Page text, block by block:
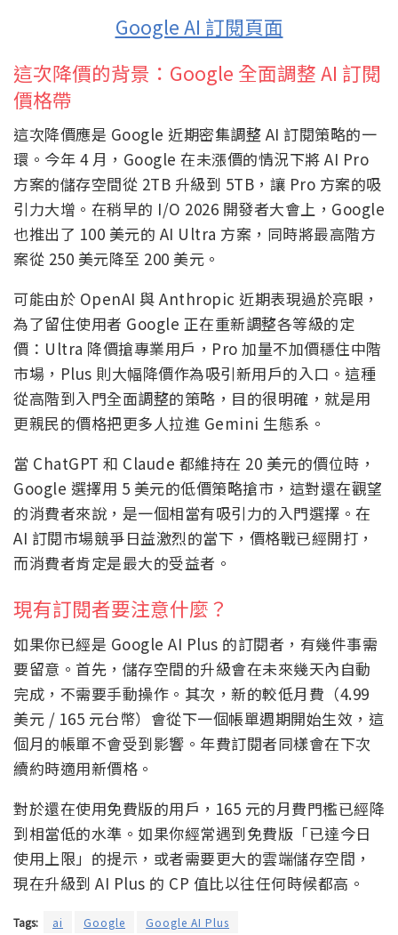
Google AI 訂閱頁面
這次降價的背景：Google 全面調整 AI 訂閱
價格帶
這次降價應是 Google 近期密集調整 AI 訂閱策略的一
環。今年 4 月，Google 在未漲價的情況下將 AI Pro
方案的儲存空間從 2TB 升級到 5TB，讓 Pro 方案的吸
引力大增。在稍早的 I/O 2026 開發者大會上，Google
也推出了 100 美元的 AI Ultra 方案，同時將最高階方
案從 250 美元降至 200 美元。
可能由於 OpenAI 與 Anthropic 近期表現過於亮眼，
為了留住使用者 Google 正在重新調整各等級的定
價：Ultra 降價搶專業用戶，Pro 加量不加價穩住中階
市場，Plus 則大幅降價作為吸引新用戶的入口。這種
從高階到入門全面調整的策略，目的很明確，就是用
更親民的價格把更多人拉進 Gemini 生態系。
當 ChatGPT 和 Claude 都維持在 20 美元的價位時，
Google 選擇用 5 美元的低價策略搶市，這對還在觀望
的消費者來說，是一個相當有吸引力的入門選擇。在
AI 訂閱市場競爭日益激烈的當下，價格戰已經開打，
而消費者肯定是最大的受益者。
現有訂閱者要注意什麼？
如果你已經是 Google AI Plus 的訂閱者，有幾件事需
要留意。首先，儲存空間的升級會在未來幾天內自動
完成，不需要手動操作。其次，新的較低月費（4.99
美元 / 165 元台幣）會從下一個帳單週期開始生效，這
個月的帳單不會受到影響。年費訂閱者同樣會在下次
續約時適用新價格。
對於還在使用免費版的用戶，165 元的月費門檻已經降
到相當低的水準。如果你經常遇到免費版「已達今日
使用上限」的提示，或者需要更大的雲端儲存空間，
現在升級到 AI Plus 的 CP 值比以往任何時候都高。
Tags: ai Google Google AI Plus